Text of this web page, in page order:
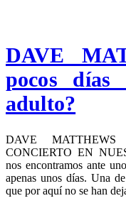
DAVE
pocos
adulto?
DAVE
CONCIERTO EN
nos encontramos ante
apenas unos días. Una
que por aquí no se han